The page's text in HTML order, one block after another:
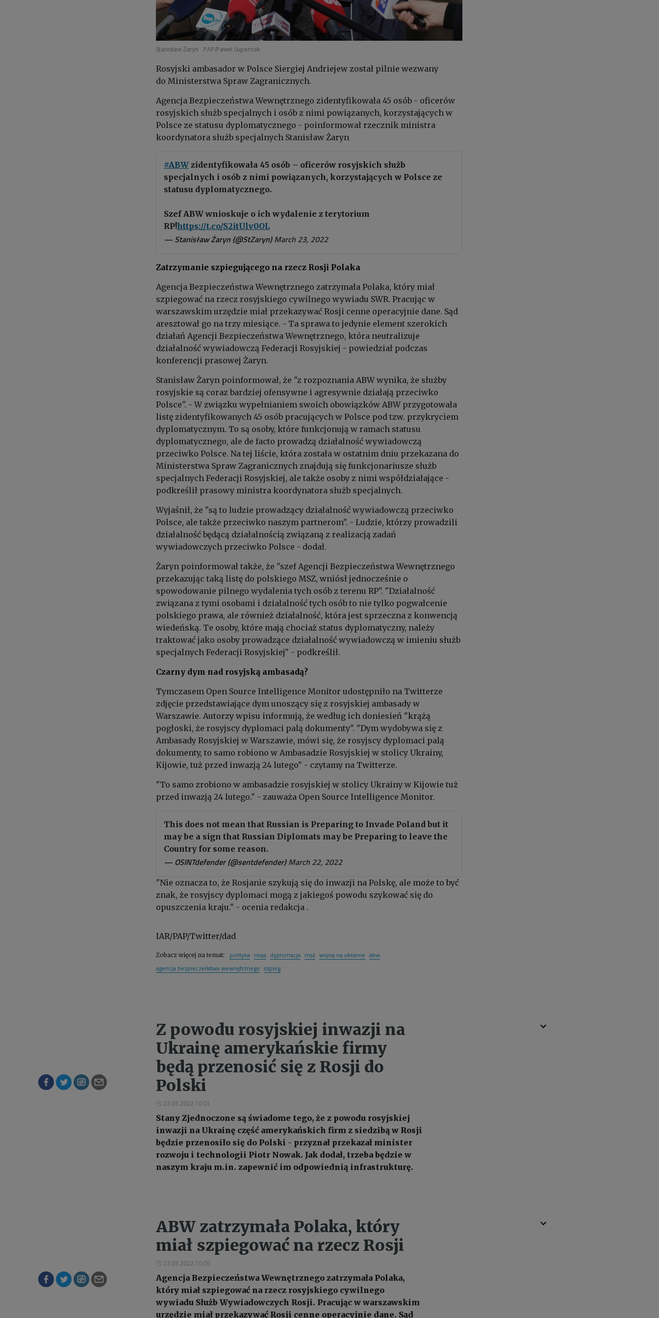
Stanisław Żaryn PAP/Paweł Supernak
Rosyjski ambasador w Polsce Siergiej Andriejew został pilnie wezwany
do Ministerstwa Spraw Zagranicznych.
Agencja Bezpieczeństwa Wewnętrznego zidentyfikowała 45 osób - oficerów
rosyjskich służb specjalnych i osób z nimi powiązanych, korzystających w
Polsce ze statusu dyplomatycznego - poinformował rzecznik ministra
koordynatora służb specjalnych Stanisław Żaryn
#ABW zidentyfikowała 45 osób – oficerów rosyjskich służb
specjalnych i osób z nimi powiązanych, korzystających w Polsce ze
statusu dyplomatycznego.
Szef ABW wnioskuje o ich wydalenie z terytorium
RP!https://t.co/S2itUlv0OL
— Stanisław Żaryn (@StZaryn)March 23, 2022
Zatrzymanie szpiegującego na rzecz Rosji Polaka
Agencja Bezpieczeństwa Wewnętrznego zatrzymała Polaka, który miał
szpiegować na rzecz rosyjskiego cywilnego wywiadu SWR. Pracując w
warszawskim urzędzie miał przekazywać Rosji cenne operacyjnie dane. Sąd
aresztował go na trzy miesiące. - Ta sprawa to jedynie element szerokich
działań Agencji Bezpieczeństwa Wewnętrznego, która neutralizuje
działalność wywiadowczą Federacji Rosyjskiej - powiedział podczas
konferencji prasowej Żaryn.
Stanisław Żaryn poinformował, że "z rozpoznania ABW wynika, że służby
rosyjskie są coraz bardziej ofensywne i agresywnie działają przeciwko
Polsce". - W związku wypełnianiem swoich obowiązków ABW przygotowała
listę zidentyfikowanych 45 osób pracujących w Polsce pod tzw. przykryciem
dyplomatycznym. To są osoby, które funkcjonują w ramach statusu
dyplomatycznego, ale de facto prowadzą działalność wywiadowczą
przeciwko Polsce. Na tej liście, która została w ostatnim dniu przekazana do
Ministerstwa Spraw Zagranicznych znajdują się funkcjonariusze służb
specjalnych Federacji Rosyjskiej, ale także osoby z nimi współdziałające -
podkreślił prasowy ministra koordynatora służb specjalnych.
Wyjaśnił, że "są to ludzie prowadzący działalność wywiadowczą przeciwko
Polsce, ale także przeciwko naszym partnerom". - Ludzie, którzy prowadzili
działalność będącą działalnością związaną z realizacją zadań
wywiadowczych przeciwko Polsce - dodał.
Żaryn poinformował także, że "szef Agencji Bezpieczeństwa Wewnętrznego
przekazując taką listę do polskiego MSZ, wniósł jednocześnie o
spowodowanie pilnego wydalenia tych osób z terenu RP". "Działalność
związana z tymi osobami i działalność tych osób to nie tylko pogwałcenie
polskiego prawa, ale również działalność, która jest sprzeczna z konwencją
wiedeńską. Te osoby, które mają chociaż status dyplomatyczny, należy
traktować jako osoby prowadzące działalność wywiadowczą w imieniu służb
specjalnych Federacji Rosyjskiej" - podkreślił.
Czarny dym nad rosyjską ambasadą?
Tymczasem Open Source Intelligence Monitor udostępniło na Twitterze
zdjęcie przedstawiające dym unoszący się z rosyjskiej ambasady w
Warszawie. Autorzy wpisu informują, że według ich doniesień "krążą
pogłoski, że rosyjscy dyplomaci palą dokumenty". "Dym wydobywa się z
Ambasady Rosyjskiej w Warszawie, mówi się, że rosyjscy dyplomaci palą
dokumenty, to samo robiono w Ambasadzie Rosyjskiej w stolicy Ukrainy,
Kijowie, tuż przed inwazją 24 lutego" - czytamy na Twitterze.
"To samo zrobiono w ambasadzie rosyjskiej w stolicy Ukrainy w Kijowie tuż
przed inwazją 24 lutego." - zauważa Open Source Intelligence Monitor.
This does not mean that Russian is Preparing to Invade Poland but it
may be a sign that Russian Diplomats may be Preparing to leave the
Country for some reason.
— OSINTdefender (@sentdefender)March 22, 2022
"Nie oznacza to, że Rosjanie szykują się do inwazji na Polskę, ale może to być
znak, że rosyjscy dyplomaci mogą z jakiegoś powodu szykować się do
opuszczenia kraju." - ocenia redakcja .
IAR/PAP/Twitter/dad
Zobacz więcej na temat: polityka rosja dyplomacja msz wojna na ukrainie abw
agencja bezpieczeństwa wewnętrznego szpieg
Z powodu rosyjskiej inwazji na
Ukrainę amerykańskie firmy
będą przenosić się z Rosji do
Polski
23.03.2022 10:01
Stany Zjednoczone są świadome tego, że z powodu rosyjskiej
inwazji na Ukrainę część amerykańskich firm z siedzibą w Rosji
będzie przenosiło się do Polski - przyznał przekazał minister
rozwoju i technologii Piotr Nowak. Jak dodał, trzeba będzie w
naszym kraju m.in. zapewnić im odpowiednią infrastrukturę.
ABW zatrzymała Polaka, który
miał szpiegować na rzecz Rosji
23.03.2022 10:05
Agencja Bezpieczeństwa Wewnętrznego zatrzymała Polaka,
który miał szpiegować na rzecz rosyjskiego cywilnego
wywiadu Służb Wywiadowczych Rosji. Pracując w warszawskim
urzędzie miał przekazywać Rosji cenne operacyjnie dane. Sąd